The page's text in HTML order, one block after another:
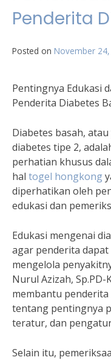
Penderita
Posted on November
Pentingnya Edukasi
Penderita Diabetes
Diabetes basah,
diabetes tipe 2,
perhatian khusus
hal togel hongkong
diperhatikan oleh
edukasi dan
Edukasi mengenai
agar penderita
mengelola
Nurul Azizah,
membantu
tentang pentingnya
teratur, dan
Selain itu,